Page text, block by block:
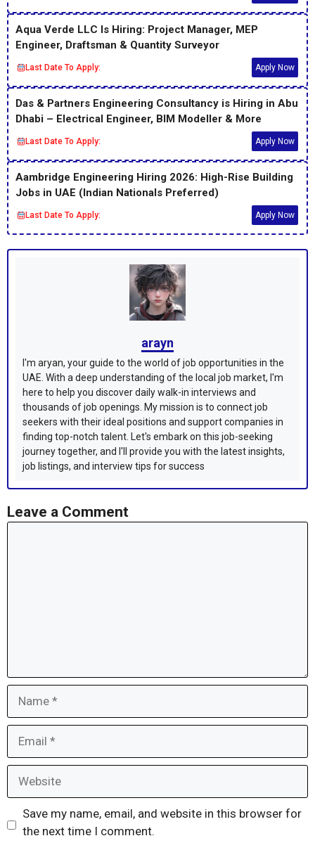
Aqua Verde LLC Is Hiring: Project Manager, MEP
Engineer, Draftsman & Quantity Surveyor
Last Date To Apply: Apply Now
Das & Partners Engineering Consultancy is Hiring in Abu
Dhabi – Electrical Engineer, BIM Modeller & More
Last Date To Apply: Apply Now
Aambridge Engineering Hiring 2026: High-Rise Building
Jobs in UAE (Indian Nationals Preferred)
Last Date To Apply: Apply Now
arayn
I'm aryan, your guide to the world of job opportunities in the
UAE. With a deep understanding of the local job market, I'm
here to help you discover daily walk-in interviews and
thousands of job openings. My mission is to connect job
seekers with their ideal positions and support companies in
finding top-notch talent. Let's embark on this job-seeking
journey together, and I'll provide you with the latest insights,
job listings, and interview tips for success
Leave a Comment
Save my name, email, and website in this browser for
the next time I comment.